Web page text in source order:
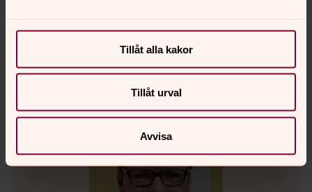
Tillåt alla kakor
Tillåt urval
Avvisa